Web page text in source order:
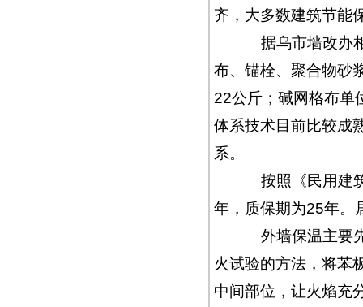
齐，大多数建筑节能
据乌市墙改办相
布、锚栓、聚合物砂
22公斤；碱网格布单
体系技术目前比较成
系。
按照《民用建筑
年，质保期为25年。
外墙保温主要先
火试验的方法，将苯
中间部位，让火焰充